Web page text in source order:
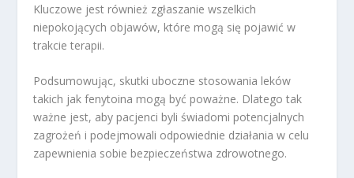
Kluczowe jest również zgłaszanie wszelkich
niepokojących objawów, które mogą się pojawić w
trakcie terapii.
Podsumowując, skutki uboczne stosowania leków
takich jak fenytoina mogą być poważne. Dlatego tak
ważne jest, aby pacjenci byli świadomi potencjalnych
zagrożeń i podejmowali odpowiednie działania w celu
zapewnienia sobie bezpieczeństwa zdrowotnego.